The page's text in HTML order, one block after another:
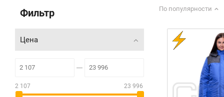
По популярности
Фильтр
Цена
2 107 23 996